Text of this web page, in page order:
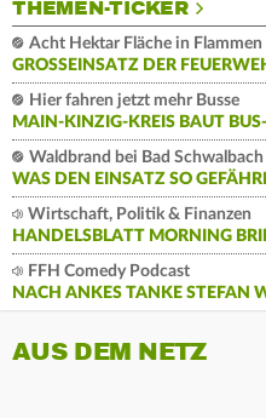
THEMEN-TICKER
Acht Hektar Fläche in Flammen
GROSSEINSATZ DER
Hier fahren jetzt mehr Busse
MAIN-KINZIG-KREIS BAUT
Waldbrand bei Bad Schwalbach
WAS DEN EINSATZ SO
Wirtschaft, Politik & Finanzen
HANDELSBLATT MORNING
FFH Comedy Podcast
NACH ANKES TANKE STEFAN
AUS DEM NETZ